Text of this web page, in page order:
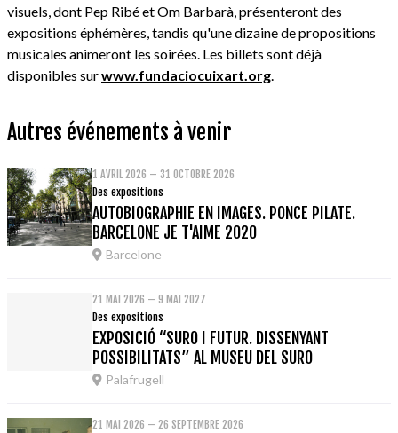
visuels, dont Pep Ribé et Om Barbarà, présenteront des
expositions éphémères, tandis qu'une dizaine de propositions
musicales animeront les soirées. Les billets sont déjà
disponibles surwww.fundaciocuixart.org.
Autres événements à venir
1 AVRIL 2026 – 31 OCTOBRE 2026
Des expositions
AUTOBIOGRAPHIE EN IMAGES. PONCE PILATE.
BARCELONE JE T'AIME 2020
Barcelone
21 MAI 2026 – 9 MAI 2027
Des expositions
EXPOSICIÓ “SURO I FUTUR. DISSENYANT
POSSIBILITATS” AL MUSEU DEL SURO
Palafrugell
21 MAI 2026 – 26 SEPTEMBRE 2026